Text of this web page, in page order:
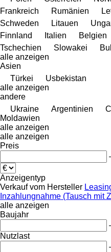
Frankreich
Rumänien
Schweden
Litauen
Finnland
Italien Belgien
Tschechien
Slowakei
alle anzeigen
Asien
Türkei
Usbekistan
alle anzeigen
andere
Ukraine
Argentinien
Moldawien
alle anzeigen
alle anzeigen
Preis
Anzeigentyp
Verkauf vom Hersteller
Inzahlungnahme (Tausch mit
alle anzeigen
Baujahr
Nutzlast